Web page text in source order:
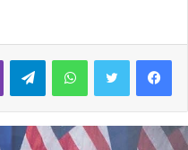
واتساب